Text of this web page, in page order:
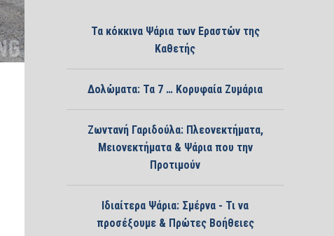
Τα κόκκινα Ψάρια των Εραστών της
Καθετής
Δολώματα: Τα 7 … Κορυφαία Ζυμάρια
Ζωντανή Γαριδούλα: Πλεονεκτήματα,
Μειονεκτήματα & Ψάρια που την
Προτιμούν
Ιδιαίτερα Ψάρια: Σμέρνα - Τι να
προσέξουμε & Πρώτες Βοήθειες